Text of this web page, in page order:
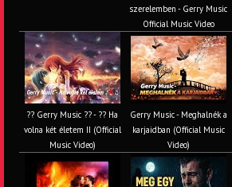
szerelemben - Gerry Music
Official Music Video
?? Gerry Music ?? - ?? Ha
volna két életem II (Official
Music Video)
Gerry Music - Meghalnék a
karjaidban (Official Music
Video)